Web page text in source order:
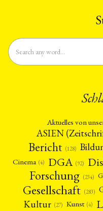
Aktuelles von
ASIEN
Bericht (128)
Cinema (4) DGA (92)
Forschung (234)
Gesellschaft (283)
Kultur (27) Kunst (4)